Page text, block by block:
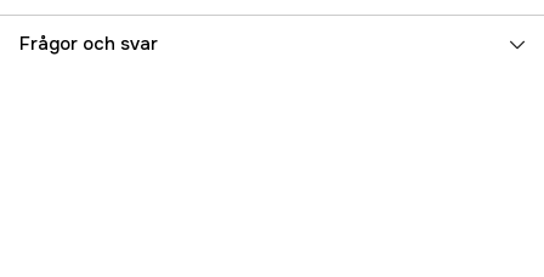
Referensnummer 5000017716
Frågor och svar